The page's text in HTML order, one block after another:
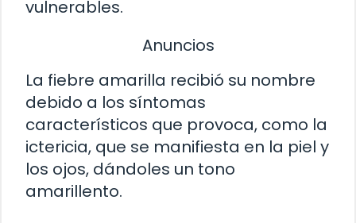
vulnerables.
Anuncios
La fiebre amarilla recibió su nombre
debido a los síntomas
característicos que provoca, como la
ictericia, que se manifiesta en la piel y
los ojos, dándoles un tono
amarillento.